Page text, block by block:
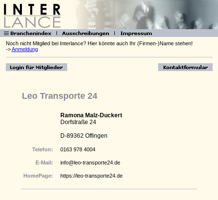
Noch nicht Mitglied bei Interlance? Hier könnte auch Ihr (Firmen-)Name stehen!
->Anmeldung
Leo Transporte 24
Ramona Malz-Duckert
Dorfstraße 24
D-89362 Offingen
Telefon: 0163 978 4004
E-Mail: info@leo-transporte24.de
HomePage: https://leo-transporte24.de